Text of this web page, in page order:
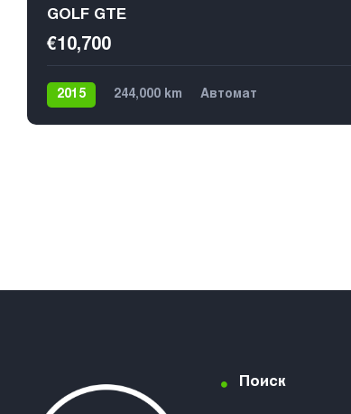
GOLF GTE
€10,700
2015 244,000 km
Автомат
Поиск